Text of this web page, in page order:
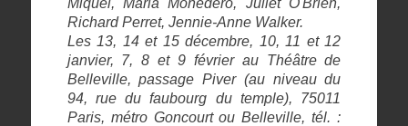
Richard Perret, Jennie-Anne Walker.
Les 13, 14 et 15 décembre, 10, 11 et 12
janvier, 7, 8 et 9 février au Théâtre de
Belleville, passage Piver (au niveau du
94, rue du faubourg du temple), 75011
Paris, métro Goncourt ou Belleville, tél. :